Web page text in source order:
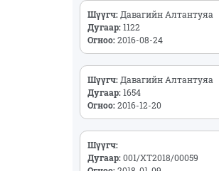
Шүүгч:Давагийн Алтантуяа
Дугаар:1122
Огноо:2016-08-24
Шүүгч:Давагийн Алтантуяа
Дугаар:1654
Огноо:2016-12-20
Шүүгч:
Дугаар:001/ХТ2018/00059